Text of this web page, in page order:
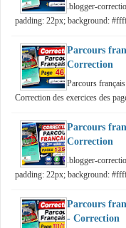
.blogger-
padding: 22px; background:
Parcours
Correction
Parcours
Correction des exercices des
Parcours
Correction
.blogger-
padding: 22px; background:
Parcours
- Correction